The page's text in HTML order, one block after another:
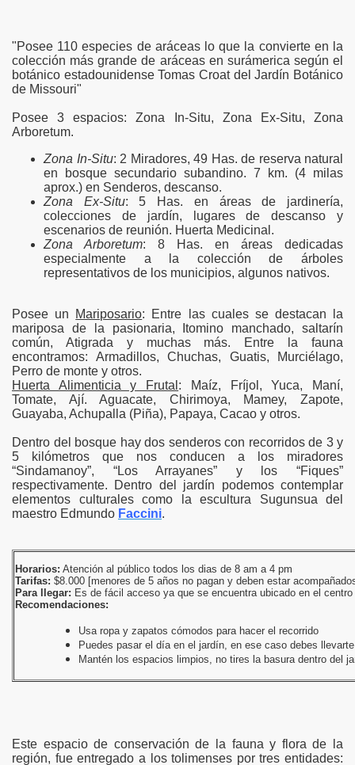
"Posee 110 especies de aráceas lo que la convierte en la
colección más grande de aráceas en surámerica según el
botánico estadounidense Tomas Croat del Jardín Botánico
de Missouri"
Posee 3 espacios: Zona In-Situ, Zona Ex-Situ, Zona
Arboretum.
Zona In-Situ: 2 Miradores, 49 Has. de reserva natural
en bosque secundario subandino. 7 km. (4 milas
aprox.) en Senderos, descanso.
Zona Ex-Situ: 5 Has. en áreas de jardinería,
colecciones de jardín, lugares de descanso y
escenarios de reunión. Huerta Medicinal.
Zona Arboretum: 8 Has. en áreas dedicadas
especialmente a la colección de árboles
representativos de los municipios, algunos nativos.
Posee un Mariposario: Entre las cuales se destacan la
mariposa de la pasionaria, Itomino manchado, saltarín
común, Atigrada y muchas más. Entre la fauna
encontramos: Armadillos, Chuchas, Guatis, Murciélago,
Perro de monte y otros.
Huerta Alimenticia y Frutal : Maíz, Fríjol, Yuca, Maní,
Tomate, Ají. Aguacate, Chirimoya, Mamey, Zapote,
Guayaba, Achupalla (Piña), Papaya, Cacao y otros.
Dentro del bosque hay dos senderos con recorridos de 3 y
5 kilómetros que nos conducen a los miradores
“Sindamanoy”, “Los Arrayanes” y los “Fiques”
respectivamente. Dentro del jardín podemos contemplar
elementos culturales como la escultura Sugunsua del
maestro Edmundo Faccini.
Horarios: Atención al público todos los dias de 8 am a 4 pm
Tarifas: $8.000 [menores de 5 años no pagan y deben estar
Para llegar: Es de fácil acceso ya que se encuentra ubicado en el
Recomendaciones:
Usa ropa y zapatos cómodos para hacer el recorrido
Puedes pasar el día en el jardín, en ese caso debes
Mantén los espacios limpios, no tires la basura dentro del
Este espacio de conservación de la fauna y flora de la
región, fue entregado a los tolimenses por tres entidades: